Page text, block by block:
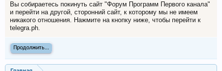
Вы собираетесь покинуть сайт "Форум Программ Первого канала"
и перейти на другой, сторонний сайт, к которому мы не имеем
никакого отношения. Нажмите на кнопку ниже, чтобы перейти к
telegra.ph.
Продолжить...